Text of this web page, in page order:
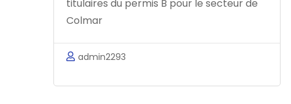
titulaires du permis B pour le secteur de
Colmar
admin2293